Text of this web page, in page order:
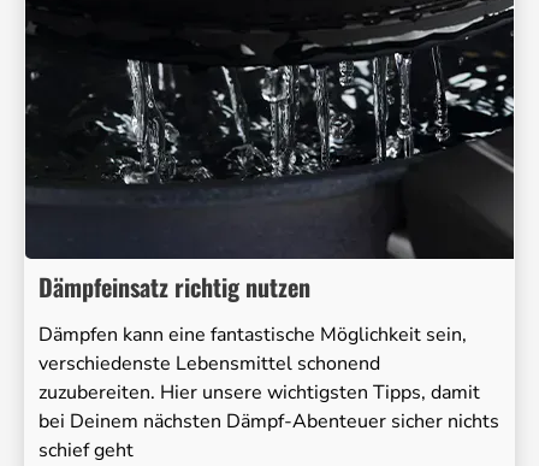
Dämpfeinsatz richtig nutzen
Dämpfen kann eine fantastische Möglichkeit sein,
verschiedenste Lebensmittel schonend
zuzubereiten. Hier unsere wichtigsten Tipps, damit
bei Deinem nächsten Dämpf-Abenteuer sicher nichts
schief geht